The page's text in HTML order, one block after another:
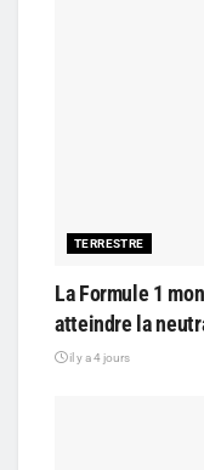
TERRESTRE
La Formule 1
atteindre la
il y a 4 jours